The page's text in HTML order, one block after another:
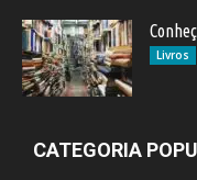
Livros
CATEGORIA